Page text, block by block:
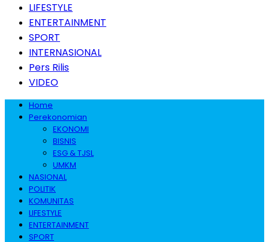
LIFESTYLE
ENTERTAINMENT
SPORT
INTERNASIONAL
Pers Rilis
VIDEO
Home
Perekonomian
EKONOMI
BISNIS
ESG & TJSL
UMKM
NASIONAL
POLITIK
KOMUNITAS
LIFESTYLE
ENTERTAINMENT
SPORT